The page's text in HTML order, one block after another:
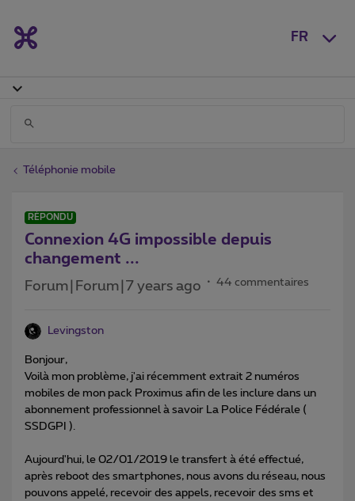
FR
Téléphonie mobile
RÉPONDU
Connexion 4G impossible depuis
changement ...
Forum|Forum|7 years ago 44 commentaires
Levingston
Bonjour,
Voilà mon problème, j'ai récemment extrait 2 numéros
mobiles de mon pack Proximus afin de les inclure dans un
abonnement professionnel à savoir La Police Fédérale (
SSDGPI ).
Aujourd'hui, le 02/01/2019 le transfert à été effectué,
après reboot des smartphones, nous avons du réseau, nous
pouvons appelé, recevoir des appels, recevoir des sms et